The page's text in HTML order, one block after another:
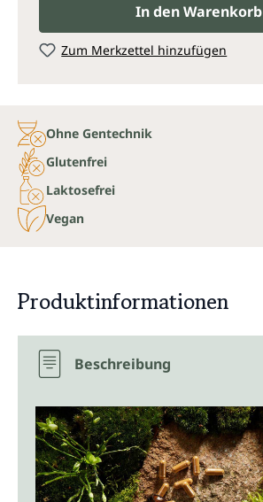
In den Warenkorb
Zum Merkzettel hinzufügen
Ohne Gentechnik
Glutenfrei
Laktosefrei
Vegan
Produktinformationen
Beschreibung